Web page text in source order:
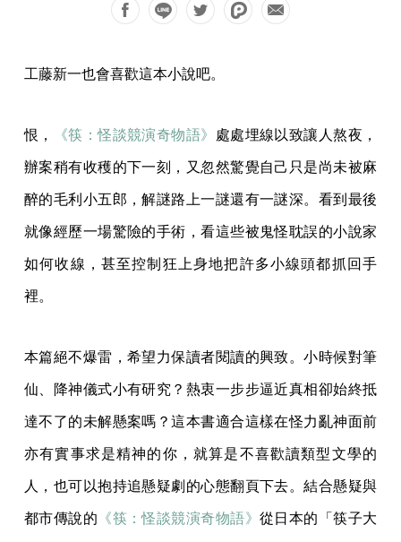
工藤新一也會喜歡這本小說吧。
恨， 《筷：怪談競演奇物語》 處處埋線以致讓人熬夜，
辦案稍有收穫的下一刻，又忽然驚覺自己只是尚未被麻
醉的毛利小五郎，解謎路上一謎還有一謎深。看到最後
就像經歷一場驚險的手術，看這些被鬼怪耽誤的小說家
如何收線，甚至控制狂上身地把許多小線頭都抓回手
裡。
本篇絕不爆雷，希望力保讀者閱讀的興致。小時候對筆
仙、降神儀式小有研究？熱衷一步步逼近真相卻始終抵
達不了的未解懸案嗎？這本書適合這樣在怪力亂神面前
亦有實事求是精神的你，就算是不喜歡讀類型文學的
人，也可以抱持追懸疑劇的心態翻頁下去。結合懸疑與
都市傳說的 《筷：怪談競演奇物語》 從日本的「筷子大